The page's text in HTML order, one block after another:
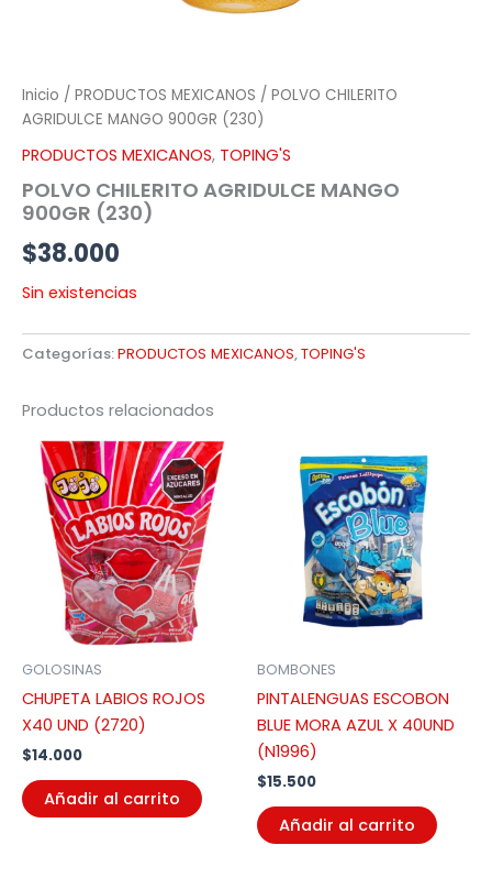
Inicio / PRODUCTOS MEXICANOS / POLVO CHILERITO
AGRIDULCE MANGO 900GR (230)
PRODUCTOS MEXICANOS, TOPING'S
POLVO CHILERITO AGRIDULCE MANGO
900GR (230)
$38.000
Sin existencias
Categorías:PRODUCTOS MEXICANOS,TOPING'S
Productos relacionados
GOLOSINAS
CHUPETA LABIOS ROJOS
X40 UND (2720)
$14.000
Añadir al carrito
BOMBONES
PINTALENGUAS ESCOBON
BLUE MORA AZUL X 40UND
(N1996)
$15.500
Añadir al carrito